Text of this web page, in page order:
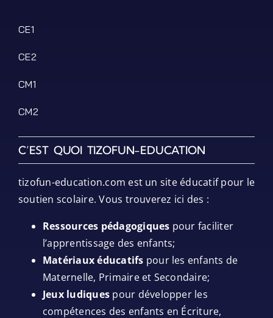
CE1
CE2
CM1
CM2
C’EST QUOI TIZOFUN-EDUCATION
tizofun-education.com est un site éducatif pour le
soutien scolaire. Vous trouverez ici des :
Ressources pédagogiques pour faciliter
l’apprentissage des enfants;
Matériaux éducatifs pour les enfants de
Maternelle, Primaire et Secondaire;
Jeux ludiques pour développer les
compétences des enfants en Écriture,